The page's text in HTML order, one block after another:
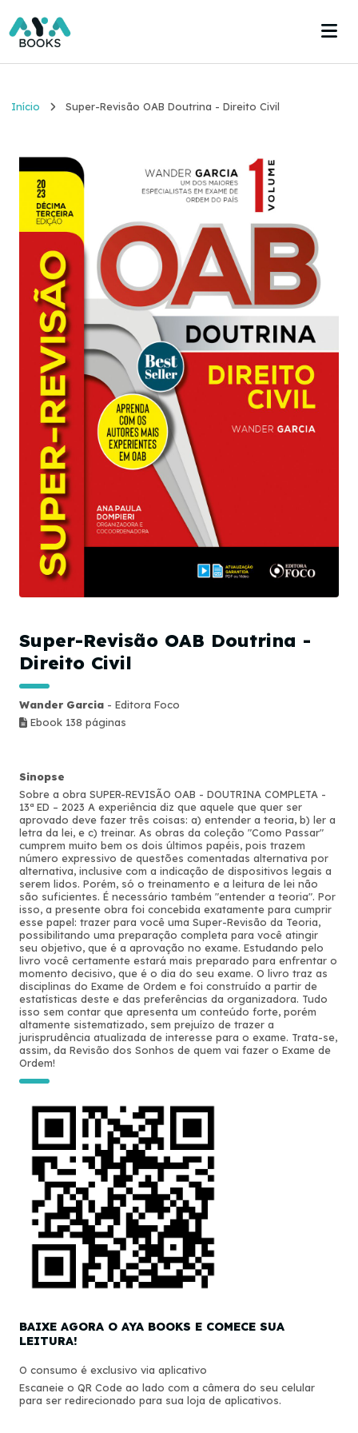
Acesse agora
Início Super-Revisão OAB Doutrina - Direito Civil
Super-Revisão OAB Doutrina -
Direito Civil
Wander Garcia - Editora Foco
Ebook 138 páginas
Sinopse
Sobre a obra SUPER-REVISÃO OAB - DOUTRINA COMPLETA -
13ª ED – 2023 A experiência diz que aquele que quer ser
aprovado deve fazer três coisas: a) entender a teoria, b) ler a
letra da lei, e c) treinar. As obras da coleção "Como Passar"
cumprem muito bem os dois últimos papéis, pois trazem
número expressivo de questões comentadas alternativa por
alternativa, inclusive com a indicação de dispositivos legais a
serem lidos. Porém, só o treinamento e a leitura de lei não
são suficientes. É necessário também "entender a teoria". Por
isso, a presente obra foi concebida exatamente para cumprir
esse papel: trazer para você uma Super-Revisão da Teoria,
possibilitando uma preparação completa para você atingir
seu objetivo, que é a aprovação no exame. Estudando pelo
livro você certamente estará mais preparado para enfrentar o
momento decisivo, que é o dia do seu exame. O livro traz as
disciplinas do Exame de Ordem e foi construído a partir de
estatísticas deste e das preferências da organizadora. Tudo
isso sem contar que apresenta um conteúdo forte, porém
altamente sistematizado, sem prejuízo de trazer a
jurisprudência atualizada de interesse para o exame. Trata-se,
assim, da Revisão dos Sonhos de quem vai fazer o Exame de
Ordem!
BAIXE AGORA O AYA BOOKS E COMECE SUA
LEITURA!
O consumo é exclusivo via aplicativo
Escaneie o QR Code ao lado com a câmera do seu celular
para ser redirecionado para sua loja de aplicativos.